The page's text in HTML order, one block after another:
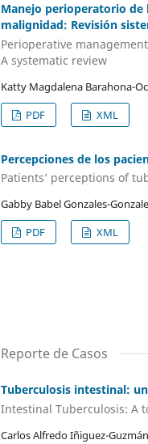
Manejo perioperatorio de
malignidad: Revisión
Perioperative
A systematic review
Katty Magdalena Barahona-
PDF
XML
Percepciones de los
Patients’ perceptions of
Gabby Babel Gonzales-
PDF
XML
Reporte de Casos
Tuberculosis intestinal:
Intestinal Tuberculosis: A
Carlos Alfredo Iñiguez-